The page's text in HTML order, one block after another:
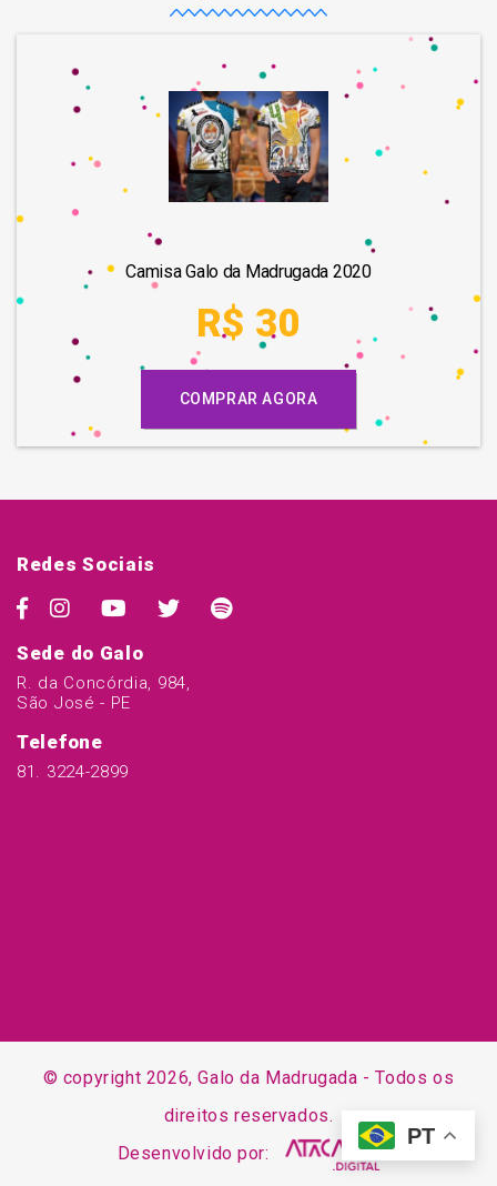
Camisa Galo da Madrugada 2020
R$ 30
COMPRAR AGORA
Redes Sociais
Sede do Galo
R. da Concórdia, 984,
São José - PE
Telefone
81. 3224-2899
© copyright 2026, Galo da Madrugada - Todos os
direitos reservados.
Desenvolvido por:
PT